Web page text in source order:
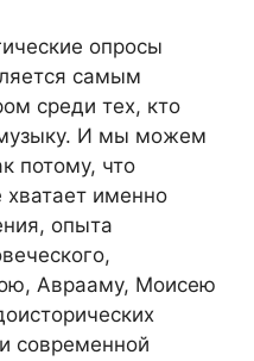
опросы
самым
среди тех, кто
И мы можем
потому, что
хватает именно
опыта
Аврааму, Моисею
современной